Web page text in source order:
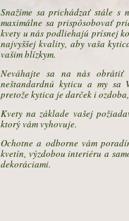
Snažíme sa prichádzať stále
maximálne sa prispôsobovať
kvety u nás podliehajú prísnej
najvyššej kvality, aby vaša
vašim blízkym.
Neváhajte sa na nás obrátiť
neštandardnú kyticu a my sa
pretože kytica je darček i
Kvety na základe vašej
ktorý vám vyhovuje.
Ochotne a odborne vám
kvetín, výzdobou interiéru a
dekoráciami.